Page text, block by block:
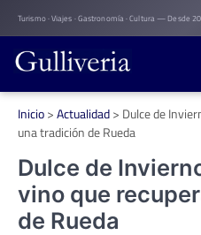
Skip
to
content
Turismo · Viajes · Gastronomía · Cultura — Desde
Inicio>Actualidad> Dulce de
una tradición de Rueda
Dulce de
vino que
de Rueda